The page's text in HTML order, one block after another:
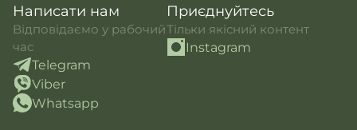
Написати нам
Відповідаємо у рабочий
час
Telegram
Viber
Whatsapp
Приєднуйтесь
Тільки якісний контент
Instagram